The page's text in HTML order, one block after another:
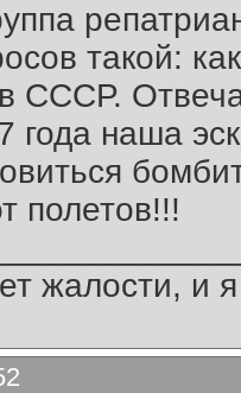
такой:
СССР.
года наша
полетов!!!
жалости, и